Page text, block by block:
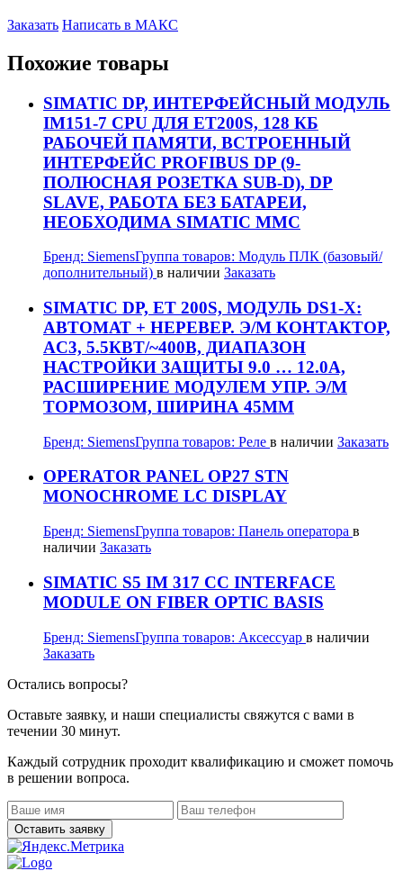
Заказать Написать в МАКС
Похожие товары
SIMATIC DP, ИНТЕРФЕЙСНЫЙ МОДУЛЬ
IM151-7 CPU ДЛЯ ET200S, 128 КБ
РАБОЧЕЙ ПАМЯТИ, ВСТРОЕННЫЙ
ИНТЕРФЕЙС PROFIBUS DP (9-
ПОЛЮСНАЯ РОЗЕТКА SUB-D), DP
SLAVE, РАБОТА БЕЗ БАТАРЕИ,
НЕОБХОДИМА SIMATIC MMC
Бренд: SiemensГруппа товаров: Модуль ПЛК (базовый/
дополнительный) в наличии Заказать
SIMATIC DP, ET 200S, МОДУЛЬ DS1-X:
АВТОМАТ + НЕРЕВЕР. Э/М КОНТАКТОР,
AC3, 5.5КВТ/~400В, ДИАПАЗОН
НАСТРОЙКИ ЗАЩИТЫ 9.0 … 12.0А,
РАСШИРЕНИЕ МОДУЛЕМ УПР. Э/М
ТОРМОЗОМ, ШИРИНА 45ММ
Бренд: SiemensГруппа товаров: Реле в наличии Заказать
OPERATOR PANEL OP27 STN
MONOCHROME LC DISPLAY
Бренд: SiemensГруппа товаров: Панель оператора в
наличии Заказать
SIMATIC S5 IM 317 CC INTERFACE
MODULE ON FIBER OPTIC BASIS
Бренд: SiemensГруппа товаров: Аксессуар в наличии
Заказать
Остались вопросы?
Оставьте заявку, и наши специалисты свяжутся с вами в
течении 30 минут.
Каждый сотрудник проходит квалификацию и сможет помочь
в решении вопроса.